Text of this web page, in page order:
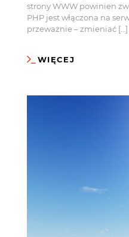
strony WWW powinien
PHP jest włączona na
przeważnie – zmieniać […]
WIĘCEJ